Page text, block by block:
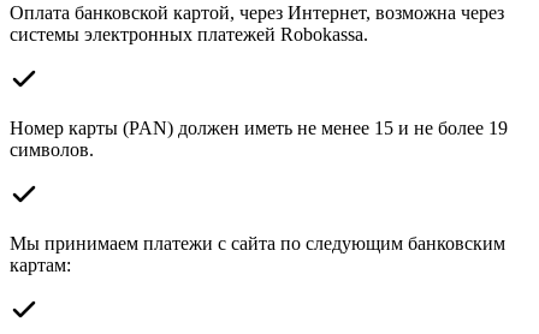
Оплата банковской картой, через Интернет, возможна через
системы электронных платежей Robokassa.
Номер карты (PAN) должен иметь не менее 15 и не более 19
символов.
Мы принимаем платежи с сайта по следующим банковским
картам: